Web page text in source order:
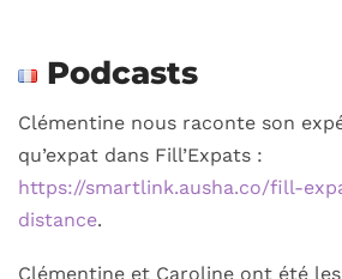
Podcasts
Clémentine nous raconte son
qu’expat dans Fill’Expats :
https://smartlink.ausha.co/fill-
distance.
Clémentine et Caroline ont été les